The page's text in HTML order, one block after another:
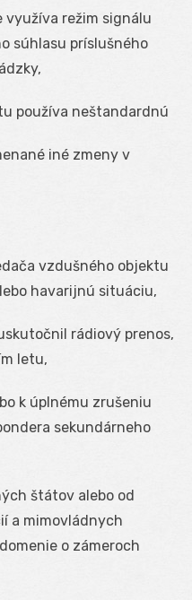
využíva režim signálu
súhlasu príslušného
používa neštandardnú
iné zmeny v
vzdušného objektu
havarijnú situáciu,
rádiový prenos,
letu,
k úplnému zrušeniu
sekundárneho
štátov alebo od
a mimovládnych
o zámeroch